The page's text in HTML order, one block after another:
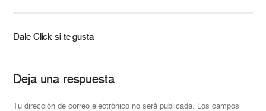
Dale Click si te gusta
Deja una respuesta
Tu dirección de correo electrónico no será publicada. Los campos